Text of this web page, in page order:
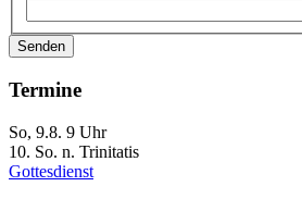
Senden
Termine
So, 9.8. 9 Uhr
10. So. n. Trinitatis
Gottesdienst